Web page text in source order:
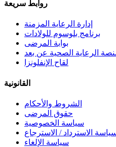
روابط سريعة
إدارة الرعاية المزمنة
برنامج بلوسوم للولادات
بوابة المرضى
الرعاية الصحية عن بعد
لقاح الإنفلونزا
القانونية
الشروط والأحكام
حقوق المرضى
سياسة الخصوصية
الاسترداد / الاسترجاع
سياسة الإلغاء